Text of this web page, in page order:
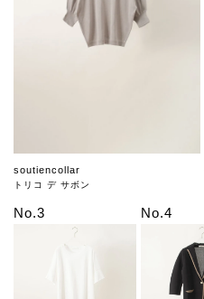
soutiencollar
トリコ デ サボン
No.3 No.4